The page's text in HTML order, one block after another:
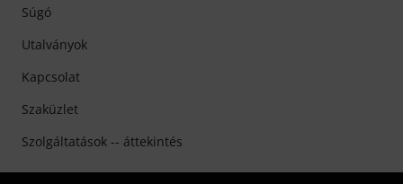
Súgó
Utalványok
Kapcsolat
Szaküzlet
Szolgáltatások -- áttekintés